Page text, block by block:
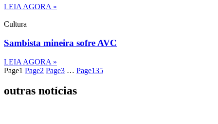
LEIA AGORA »
Cultura
Sambista mineira sofre AVC
LEIA AGORA »
Page1 Page2 Page3 … Page135
outras notícias